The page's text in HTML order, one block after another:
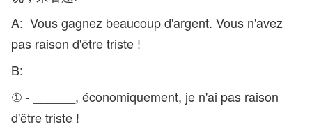
A: Vous gagnez beaucoup d'argent. Vous n'avez
pas raison d'être triste !
B:
① - ______, économiquement, je n'ai pas raison
d'être triste !